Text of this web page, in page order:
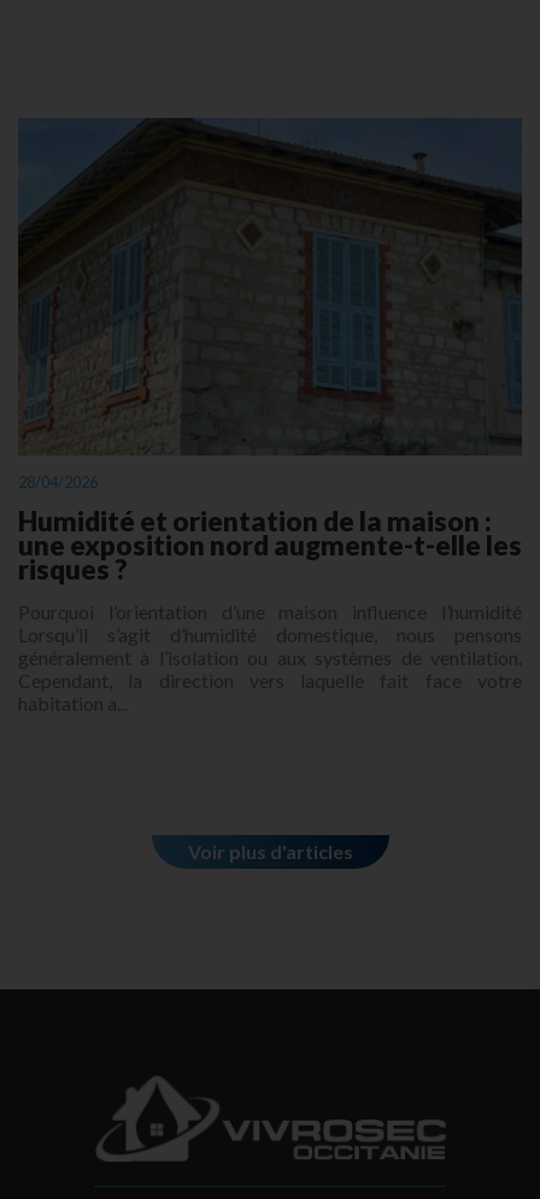
28/04/2026
Humidité et orientation de la maison :
une exposition nord augmente-t-elle les
risques ?
Pourquoi l’orientation d’une maison influence l’humidité
Lorsqu’il s’agit d’humidité domestique, nous pensons
généralement à l’isolation ou aux systèmes de ventilation.
Cependant, la direction vers laquelle fait face votre
habitation a...
Voir plus d'articles